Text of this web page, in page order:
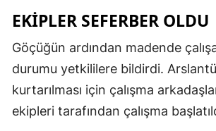
EKİPLER SEFERBER OLDU
Göçüğün ardından madende
durumu yetkililere bildirdi.
kurtarılması için çalışma
ekipleri tarafından çalışma